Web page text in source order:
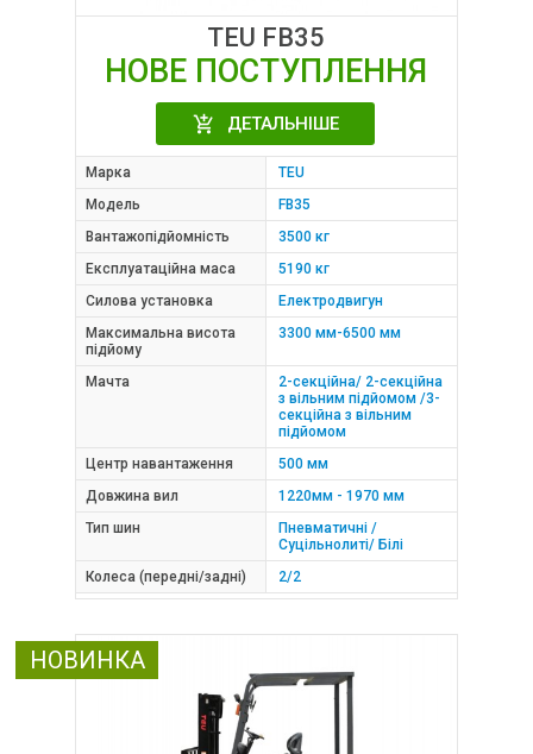
TEU FB35
НОВЕ ПОСТУПЛЕННЯ
ДЕТАЛЬНІШЕ
Марка
TEU
Модель
FB35
Вантажопідйомність
3500 кг
Експлуатаційна маса
5190 кг
Силова установка
Електродвигун
Максимальна висота
підйому
3300 мм-6500 мм
Мачта
2-секційна/ 2-секційна
з вільним підйомом /3-
секційна з вільним
підйомом
Центр навантаження
500 мм
Довжина вил
1220мм - 1970 мм
Тип шин
Пневматичні /
Суцільнолиті/ Білі
Колеса (передні/задні)
2/2
НОВИНКА